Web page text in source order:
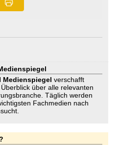
Medienspiegel verschafft
über alle relevanten
Täglich werden
Fachmedien nach